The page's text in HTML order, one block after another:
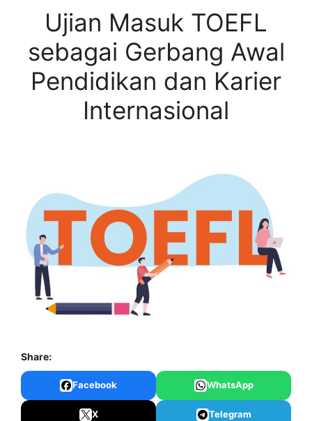
Ujian Masuk TOEFL
sebagai Gerbang Awal
Pendidikan dan Karier
Internasional
Share:
Facebook WhatsApp
X Telegram